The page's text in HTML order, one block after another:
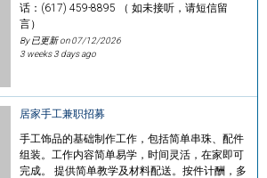
话：(617) 459-8895 （ 如未接听，请短信留
言）
By 已更新 on07/12/2026
3 weeks 3 days ago
居家手工兼职招募
手工饰品的基础制作工作，包括简单串珠、配件
组装。工作内容简单易学，时间灵活，在家即可
完成。 提供简单教学及材料配送。按件计酬，多